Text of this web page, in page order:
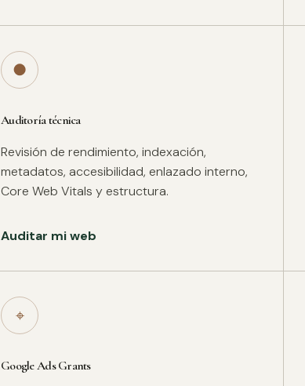
●
Auditoría técnica
Revisión de rendimiento, indexación,
metadatos, accesibilidad, enlazado interno,
Core Web Vitals y estructura.
Auditar mi web
⌖
Google Ads Grants